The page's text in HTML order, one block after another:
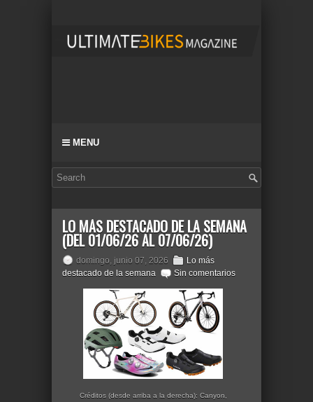
MENU
LO MÁS DESTACADO DE LA SEMANA
(DEL 01/06/26 AL 07/06/26)
domingo, junio 07, 2026
Lo más
destacado de la semana
Sin comentarios
Créditos (desde arriba a la derecha): Canyon,